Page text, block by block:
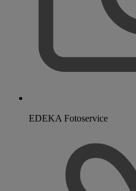
EDEKA Fotoservice